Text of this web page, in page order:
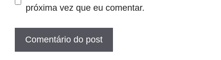
próxima vez que eu comentar.